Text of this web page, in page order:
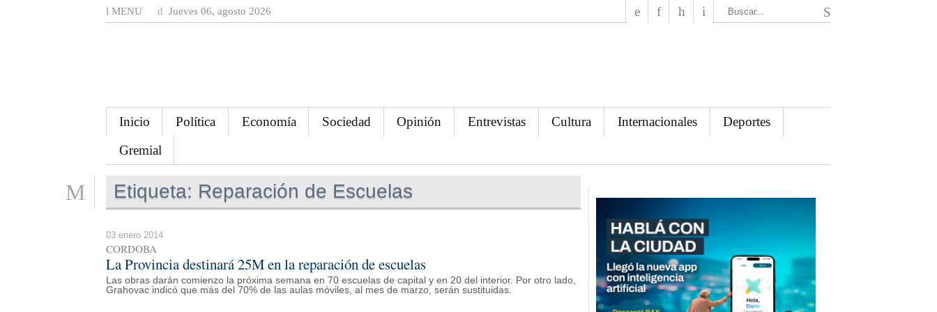
MENU Jueves 06, agosto 2026
Inicio Política Economía Sociedad Opinión Entrevistas Cultura Internacionales
Deportes
Gremial
Etiqueta: Reparación de Escuelas
03 enero 2014
CORDOBA
La Provincia destinará 25M en la reparación de escuelas
Las obras darán comienzo la próxima semana en 70 escuelas de capital y en 20 del interior. Por otro lado,
Grahovac indicó que más del 70% de las aulas móviles, al mes de marzo, serán sustituidas.